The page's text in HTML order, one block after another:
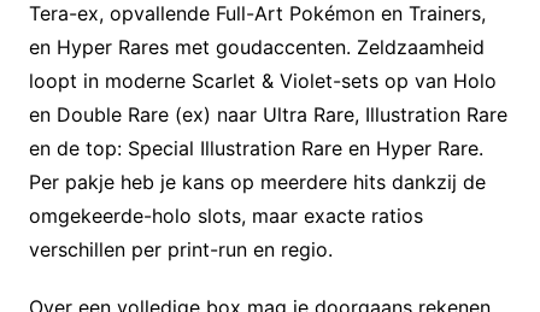
Tera-ex, opvallende Full-Art Pokémon en Trainers,
en Hyper Rares met goudaccenten. Zeldzaamheid
loopt in moderne Scarlet & Violet-sets op van Holo
en Double Rare (ex) naar Ultra Rare, Illustration Rare
en de top: Special Illustration Rare en Hyper Rare.
Per pakje heb je kans op meerdere hits dankzij de
omgekeerde-holo slots, maar exacte ratios
verschillen per print-run en regio.
Over een volledige box mag je doorgaans rekenen